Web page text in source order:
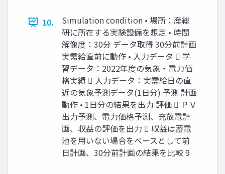
10.
Simulation condition • 場所：産総
研に所在する実験設備を想定 • 時間
解像度：30分 データ取得 30分前計画
実需給直前に動作 • 入力データ  学
習データ：2022年度の気象・電力価
格実績  入力データ：実需給日の直
近の気象予測データ(1日分) 予測 計画
動作 • 1日分の結果を出力 評価  ＰＶ
出力予測、電力価格予測、充放電計
画、収益の評価を出力  収益は蓄電
池を用いない場合をベースとして前
日計画、30分前計画の結果を比較 9